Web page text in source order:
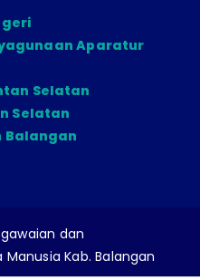
Aparatur
Selatan
Selatan
Balangan
dan
Kab. Balangan